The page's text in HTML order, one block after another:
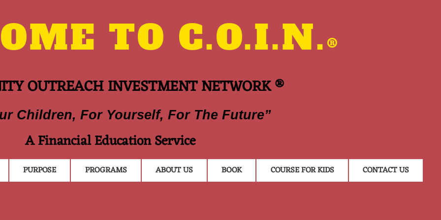
TO C.O.I.N. ®
OUTREACH INVESTMENT NETWORK ®
Children, For Yourself, For The Future”
A Financial Education Service
PURPOSE PROGRAMS ABOUT US BOOK COURSE FOR KIDS CONTACT US